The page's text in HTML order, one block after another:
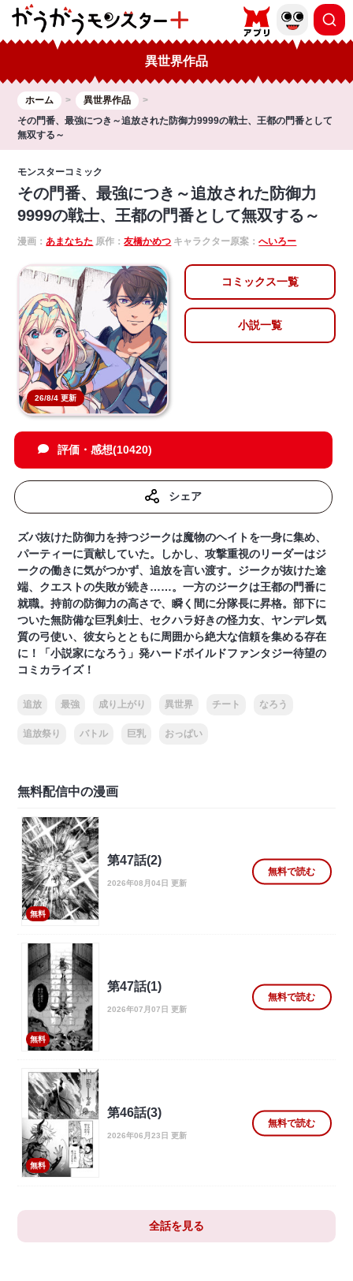
異世界作品
ホーム
異世界作品
その門番、最強につき～追放された防御力9999の戦士、王都の門番として
無双する～
モンスターコミック
その門番、最強につき～追放された防御力
9999の戦士、王都の門番として無双する～
漫画：あまなちた 原作：友橋かめつ キャラクター原案：へいろー
26/8/4 更新
コミックス一覧
小説一覧
評価・感想(10420)
シェア
ズバ抜けた防御力を持つジークは魔物のヘイトを一身に集め、
パーティーに貢献していた。しかし、攻撃重視のリーダーはジ
ークの働きに気がつかず、追放を言い渡す。ジークが抜けた途
端、クエストの失敗が続き……。一方のジークは王都の門番に
就職。持前の防御力の高さで、瞬く間に分隊長に昇格。部下に
ついた無防備な巨乳剣士、セクハラ好きの怪力女、ヤンデレ気
質の弓使い、彼女らとともに周囲から絶大な信頼を集める存在
に！「小説家になろう」発ハードボイルドファンタジー待望の
コミカライズ！
追放 最強 成り上がり 異世界 チート なろう
追放祭り バトル 巨乳 おっぱい
無料配信中の漫画
無料
第47話(2)
2026年08月04日 更新
無料で読む
無料
第47話(1)
2026年07月07日 更新
無料で読む
無料
第46話(3)
2026年06月23日 更新
無料で読む
全話を見る